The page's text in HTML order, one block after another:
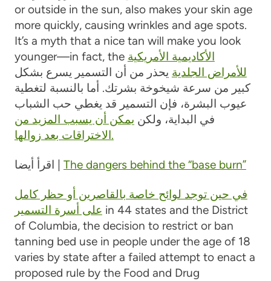
or outside in the sun, also makes your skin age
more quickly, causing wrinkles and age spots.
It’s a myth that a nice tan will make you look
younger—in fact, the الأكاديمية الأمريكية
للأمراض الجلدية يحذر من أن التسمير يسرع بشكل
كبير من سرعة شيخوخة بشرتك. أما بالنسبة لتغطية
عيوب البشرة، فإن التسمير قد يغطي حب الشباب
في البداية، ولكن يمكن أن يسبب المزيد من
الاختراقات بعد زوالها.
The dangers behind the “base burn”
في حين توجد لوائح خاصة بالقاصرين أو حظر كامل
على أسرة التسمير in 44 states and the District
of Columbia, the decision to restrict or ban
tanning bed use in people under the age of 18
varies by state after a failed attempt to enact a
proposed rule by the Food and Drug